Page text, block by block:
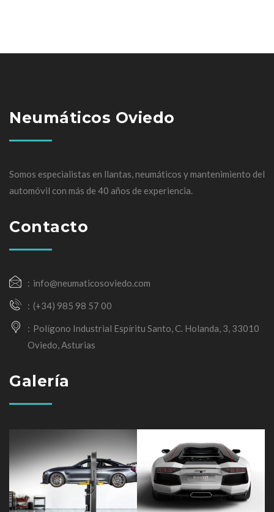
Neumáticos Oviedo
Somos especialistas en llantas, neumáticos y mantenimiento del
automóvil con más de 40 años de experiencia.
Contacto
info@neumaticosoviedo.com
(+34) 985 98 57 00
Polígono Industrial Espíritu Santo, C. Holanda, 3, 33010
Oviedo, Asturias
Galería